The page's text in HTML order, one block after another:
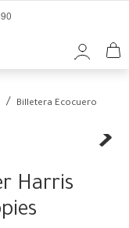
Billetera Ecocuero
Harris